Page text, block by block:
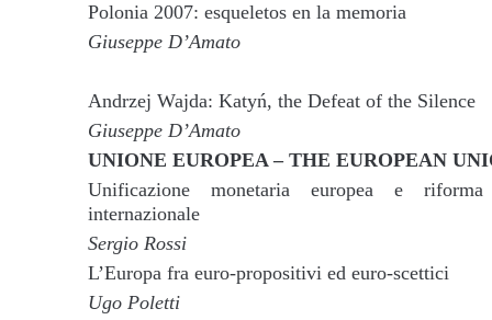
Polonia 2007: esqueletos en la memoria
Giuseppe D’Amato
Andrzej Wajda: Katyń, the Defeat of the Silence
Giuseppe D’Amato
UNIONE EUROPEA – THE EUROPEAN
Unificazione monetaria europea e riforma
internazionale
Sergio Rossi
L’Europa fra euro-propositivi ed euro-scettici
Ugo Poletti